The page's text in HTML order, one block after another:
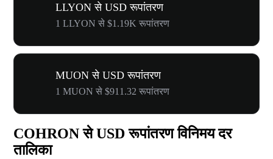
LLYON से USD रूपांतरण
1 LLYON से $1.19K रूपांतरण
MUON से USD रूपांतरण
1 MUON से $911.32 रूपांतरण
COHRON से USD रूपांतरण विनिमय दर
तालिका